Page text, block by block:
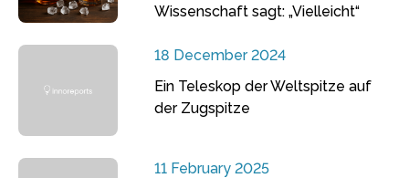
Wissenschaft sagt: „Vielleicht“
18 December 2024
Ein Teleskop der Weltspitze auf
der Zugspitze
11 February 2025